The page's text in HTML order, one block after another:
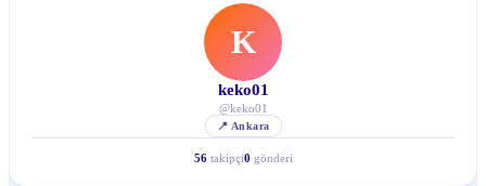
K
keko01
@keko01
📍 Ankara
56 takipçi0 gönderi